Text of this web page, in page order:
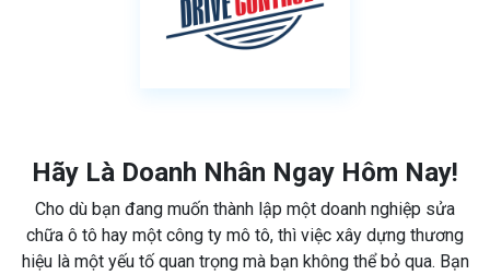
Hãy Là Doanh Nhân Ngay Hôm Nay!
Cho dù bạn đang muốn thành lập một doanh nghiệp sửa
chữa ô tô hay một công ty mô tô, thì việc xây dựng thương
hiệu là một yếu tố quan trọng mà bạn không thể bỏ qua. Bạn